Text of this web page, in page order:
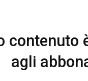
contenuto
agli